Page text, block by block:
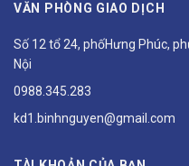
VĂN PHÒNG GIAO DỊCH
Số 12 tổ 24, phốHưng Phúc,
Nội
0988.345.283
kd1.binhnguyen@gmail.com